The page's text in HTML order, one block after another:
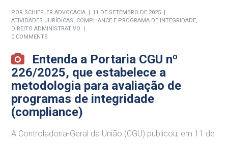
POR SCHIEFLER ADVOCACIA
11 DE SETEMBRO DE 2025
ATIVIDADES JURÍDICAS, COMPLIANCE E PROGRAMA DE INTEGRIDADE,
DIREITO ADMINISTRATIVO
0 COMMENTS
Entenda a Portaria CGU nº
226/2025, que estabelece a
metodologia para avaliação de
programas de integridade
(compliance)
A Controladoria-Geral da União (CGU) publicou, em 11 de